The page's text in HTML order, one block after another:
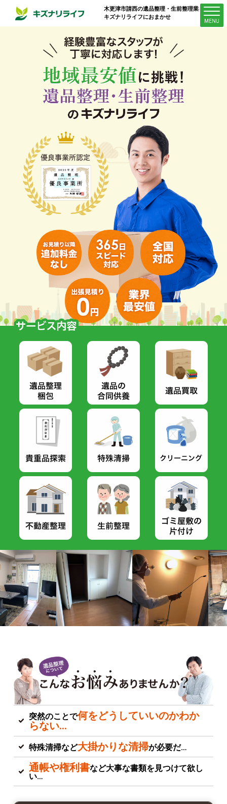
木更津市請西の遺品整理・生前整理業者は
キズナリライフにおまかせ
突然のことで何をどうしていいのかわか
らない…
特殊清掃など大掛かりな清掃が必要だ…
通帳や権利書など大事な書類を見つけて欲し
い…